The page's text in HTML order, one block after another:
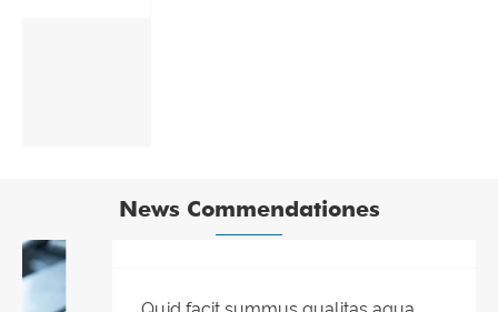
News Commendationes